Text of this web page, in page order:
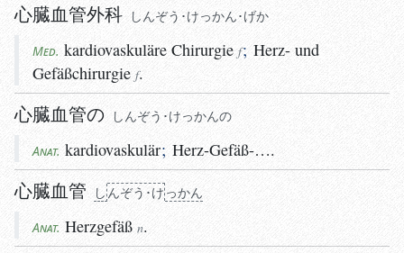
心臓血管外科 しんぞう･けっかん･げか
Med. kardiovaskuläre Chirurgie f; Herz- und
Gefäßchirurgie f.
心臓血管の しんぞう･けっかんの
Anat. kardiovaskulär; Herz-Gefäß-….
心臓血管 しんぞう･けっかん
Anat. Herzgefäß n.